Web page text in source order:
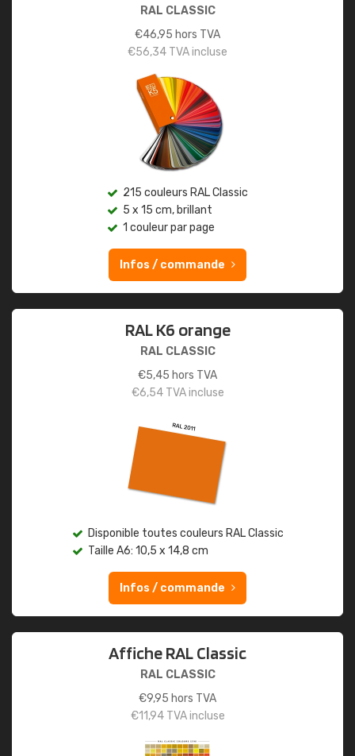
RAL CLASSIC
€46,95 hors TVA
€56,34 TVA incluse
215 couleurs RAL Classic
5 x 15 cm, brillant
1 couleur par page
Infos / commande
RAL K6 orange
RAL CLASSIC
€5,45 hors TVA
€6,54TVA incluse
Disponible toutes couleurs RAL Classic
Taille A6: 10,5 x 14,8 cm
Infos / commande
Affiche RAL Classic
RAL CLASSIC
€9,95 hors TVA
€11,94TVA incluse